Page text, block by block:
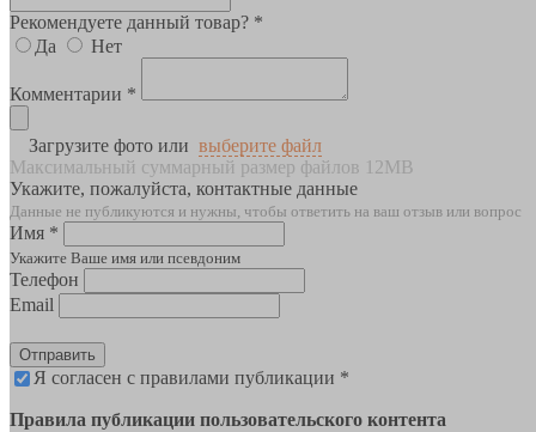
Рекомендуете данный товар? *
Да
Нет
Комментарии *
Загрузите фото или выберите файл
Максимальный суммарный размер файлов 12MB
Укажите, пожалуйста, контактные данные
Данные не публикуются и нужны, чтобы ответить на ваш отзыв или вопрос
Имя *
Укажите Ваше имя или псевдоним
Телефон
Email
Отправить
Я согласен с правилами публикации *
Правила публикации пользовательского контента